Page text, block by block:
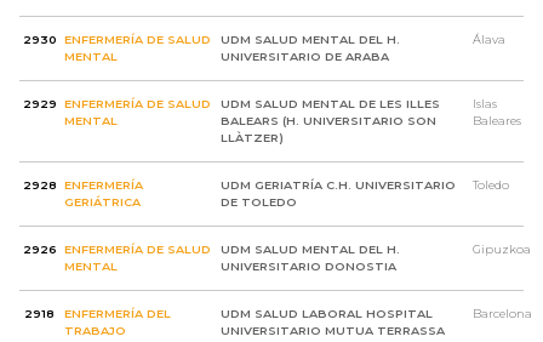
2930
ENFERMERÍA DE SALUD
MENTAL
UDM SALUD MENTAL DEL H.
UNIVERSITARIO DE ARABA
Álava
2929
ENFERMERÍA DE SALUD
MENTAL
UDM SALUD MENTAL DE LES ILLES
BALEARS (H. UNIVERSITARIO SON
LLÀTZER)
Islas
Baleares
2928
ENFERMERÍA
GERIÁTRICA
UDM GERIATRÍA C.H. UNIVERSITARIO
DE TOLEDO
Toledo
2926
ENFERMERÍA DE SALUD
MENTAL
UDM SALUD MENTAL DEL H.
UNIVERSITARIO DONOSTIA
Gipuzkoa
2918
ENFERMERÍA DEL
TRABAJO
UDM SALUD LABORAL HOSPITAL
UNIVERSITARIO MUTUA TERRASSA
Barcelona